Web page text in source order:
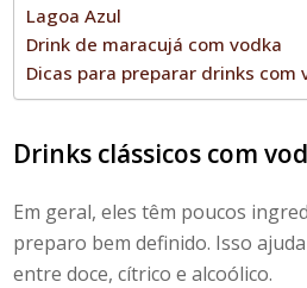
Lagoa Azul
Drink de maracujá com vodka
Dicas para preparar drinks com
Drinks clássicos com
Em geral, eles têm poucos
preparo bem definido. Isso
entre doce, cítrico e alcoólico.